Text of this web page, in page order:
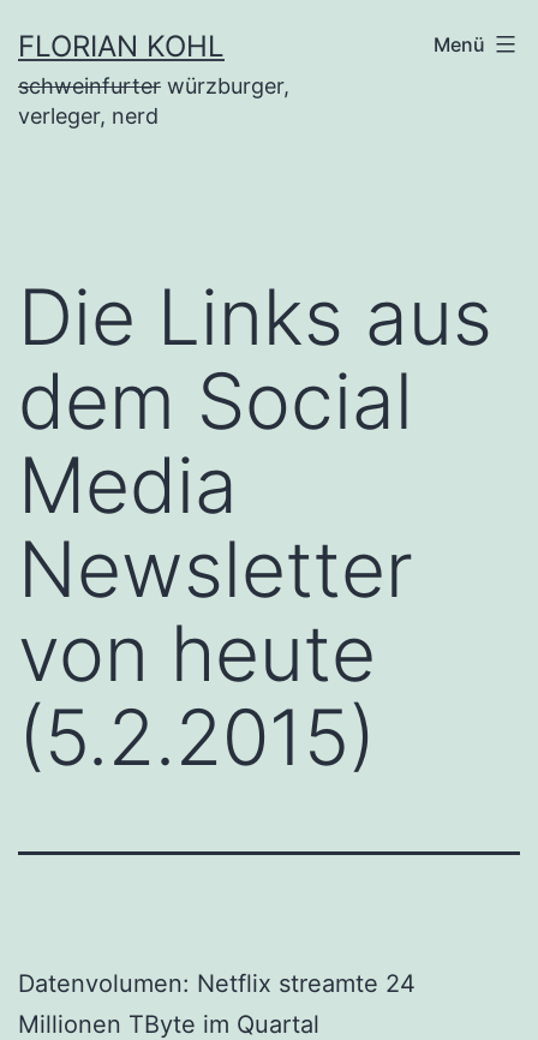
Inhalt
springen
FLORIAN KOHL
schweinfurter würzburger,
verleger, nerd
Menü
Die Links aus
dem Social
Media
Newsletter
von heute
(5.2.2015)
Datenvolumen: Netflix streamte 24
Millionen TByte im Quartal